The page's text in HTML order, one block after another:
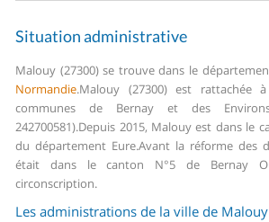
Situation administrative
Malouy (27300) se trouve dans le
Normandie.Malouy (27300) est rattachée
communes de Bernay et des
242700581).Depuis 2015, Malouy est dans le
du département Eure.Avant la réforme des
était dans le canton N°5 de Bernay
circonscription.
Les administrations de la ville de Malouy